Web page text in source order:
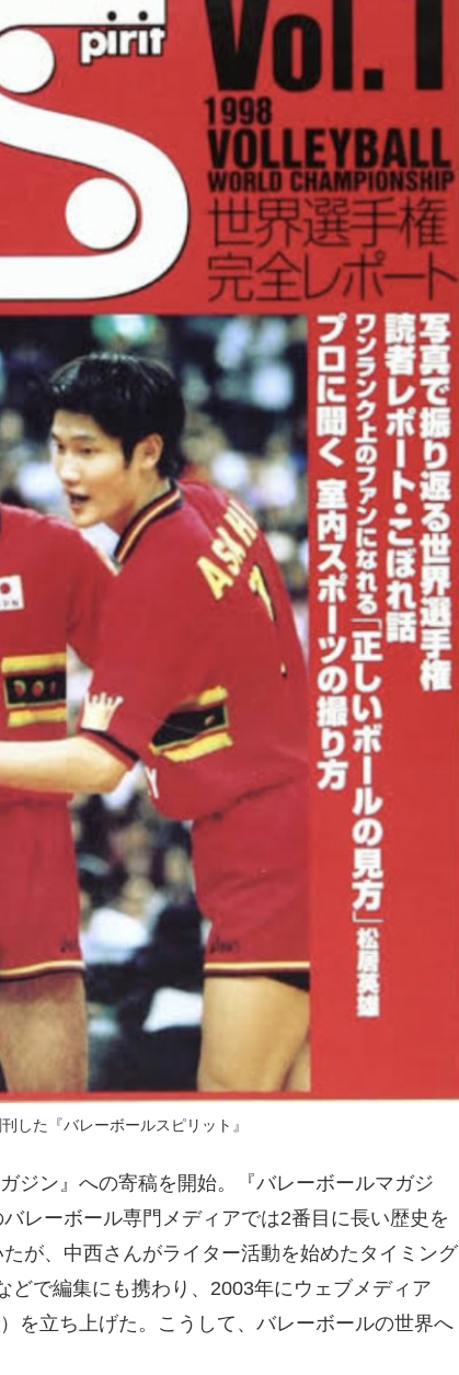
した『バレーボールスピリット』
ジン』への寄稿を開始。『バレーボールマガジ
レーボール専門メディアでは2番目に長い歴史を
が、中西さんがライター活動を始めたタイミング
どで編集にも携わり、2003年にウェブメディア
を立ち上げた。こうして、バレーボールの世界へ